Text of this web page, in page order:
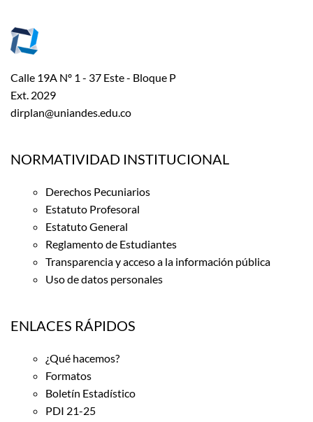
Calle 19A Nº 1 - 37 Este - Bloque P
Ext. 2029
dirplan@uniandes.edu.co
NORMATIVIDAD INSTITUCIONAL
Derechos Pecuniarios
Estatuto Profesoral
Estatuto General
Reglamento de Estudiantes
Transparencia y acceso a la información pública
Uso de datos personales
ENLACES RÁPIDOS
¿Qué hacemos?
Formatos
Boletín Estadístico
PDI 21-25